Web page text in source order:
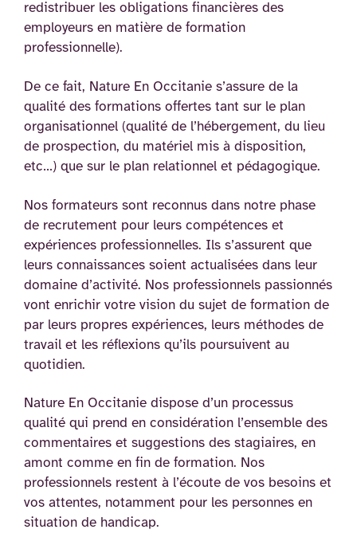
redistribuer les obligations financières des
employeurs en matière de formation
professionnelle).
De ce fait, Nature En Occitanie s’assure de la
qualité des formations offertes tant sur le plan
organisationnel (qualité de l’hébergement, du lieu
de prospection, du matériel mis à disposition,
etc…) que sur le plan relationnel et pédagogique.
Nos formateurs sont reconnus dans notre phase
de recrutement pour leurs compétences et
expériences professionnelles. Ils s’assurent que
leurs connaissances soient actualisées dans leur
domaine d’activité. Nos professionnels passionnés
vont enrichir votre vision du sujet de formation de
par leurs propres expériences, leurs méthodes de
travail et les réflexions qu’ils poursuivent au
quotidien.
Nature En Occitanie dispose d’un processus
qualité qui prend en considération l’ensemble des
commentaires et suggestions des stagiaires, en
amont comme en fin de formation. Nos
professionnels restent à l’écoute de vos besoins et
vos attentes, notamment pour les personnes en
situation de handicap.